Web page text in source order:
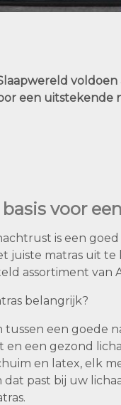
een uitstekende
voor
is een
juiste matras uit
assortiment van
belangrijk?
een goede
een gezond
en latex, elk
past bij uw